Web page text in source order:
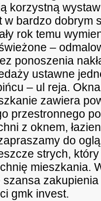
korzystną
w bardzo
rok temu
–
ponoszenia
ustawne
– ul reja.
zawiera
przestronnego
z oknem,
do
strych,
mieszkania.
szansa
gmk invest.